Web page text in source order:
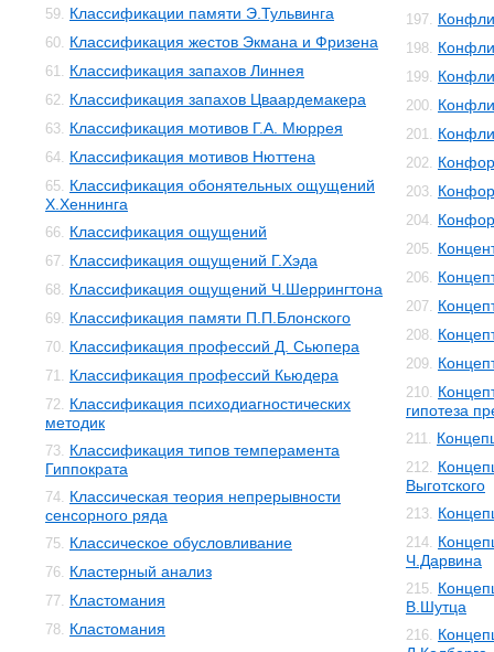
59. Классификации памяти Э.Тульвинга
60. Классификация жестов Экмана и Фризена
61. Классификация запахов Линнея
62. Классификация запахов Цваардемакера
63. Классификация мотивов Г.А. Мюррея
64. Классификация мотивов Нюттена
65. Классификация обонятельных ощущений
Х.Хеннинга
66. Классификация ощущений
67. Классификация ощущений Г.Хэда
68. Классификация ощущений Ч.Шеррингтона
69. Классификация памяти П.П.Блонского
70. Классификация профессий Д. Сьюпера
71. Классификация профессий Кьюдера
72. Классификация психодиагностических
методик
73. Классификация типов темперамента
Гиппократа
74. Классическая теория непрерывности
сенсорного ряда
75. Классическое обусловливание
76. Кластерный анализ
77. Кластомания
78. Кластомания
197.
198.
199.
200.
201.
202.
203.
204.
205.
206.
207.
208.
209.
210.
гипотеза
211.
212.
Выготского
213.
214.
Ч.Дарвина
215.
В.Шутца
216.